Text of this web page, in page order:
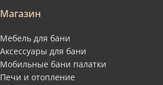
Магазин
Мебель для бани
Аксессуары для бани
Мобильные бани палатки
Печи и отопление